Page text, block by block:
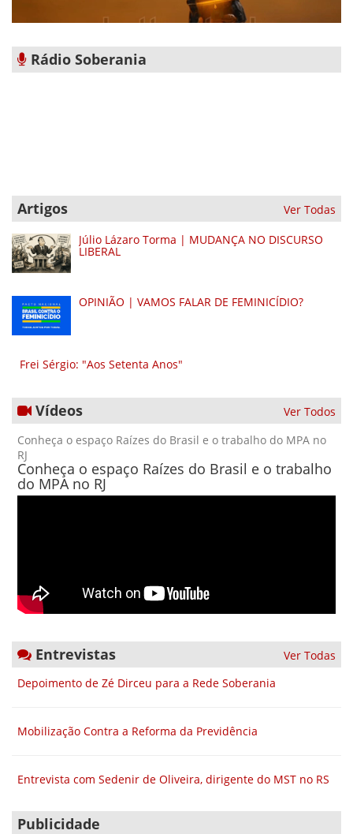
Rádio Soberania
Artigos Ver Todas
Júlio Lázaro Torma | MUDANÇA NO DISCURSO
LIBERAL
OPINIÃO | VAMOS FALAR DE FEMINICÍDIO?
Frei Sérgio: "Aos Setenta Anos"
Vídeos
Ver Todos
Conheça o espaço Raízes do Brasil e o trabalho do MPA no
RJ
Conheça o espaço Raízes do Brasil e o trabalho
do MPA no RJ
Entrevistas Ver Todas
Depoimento de Zé Dirceu para a Rede Soberania
Mobilização Contra a Reforma da Previdência
Entrevista com Sedenir de Oliveira, dirigente do MST no RS
Publicidade